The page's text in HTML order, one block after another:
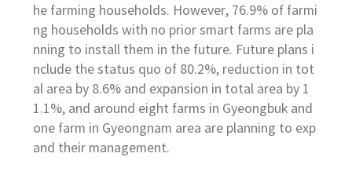
he farming households. However, 76.9% of farmi
ng households with no prior smart farms are pla
nning to install them in the future. Future plans i
nclude the status quo of 80.2%, reduction in tot
al area by 8.6% and expansion in total area by 1
1.1%, and around eight farms in Gyeongbuk and
one farm in Gyeongnam area are planning to exp
and their management.